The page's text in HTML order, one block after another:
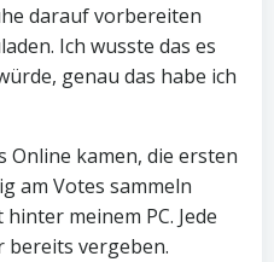
darauf vorbereiten
Ich wusste das es
genau das habe ich
Online kamen, die ersten
am Votes sammeln
meinem PC. Jede
bereits vergeben.